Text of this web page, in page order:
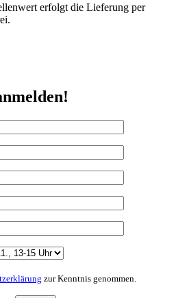
erfolgt die Lieferung per
zur Kenntnis genommen.